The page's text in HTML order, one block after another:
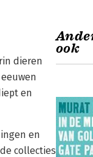
dieren
en
en
collecties
ook